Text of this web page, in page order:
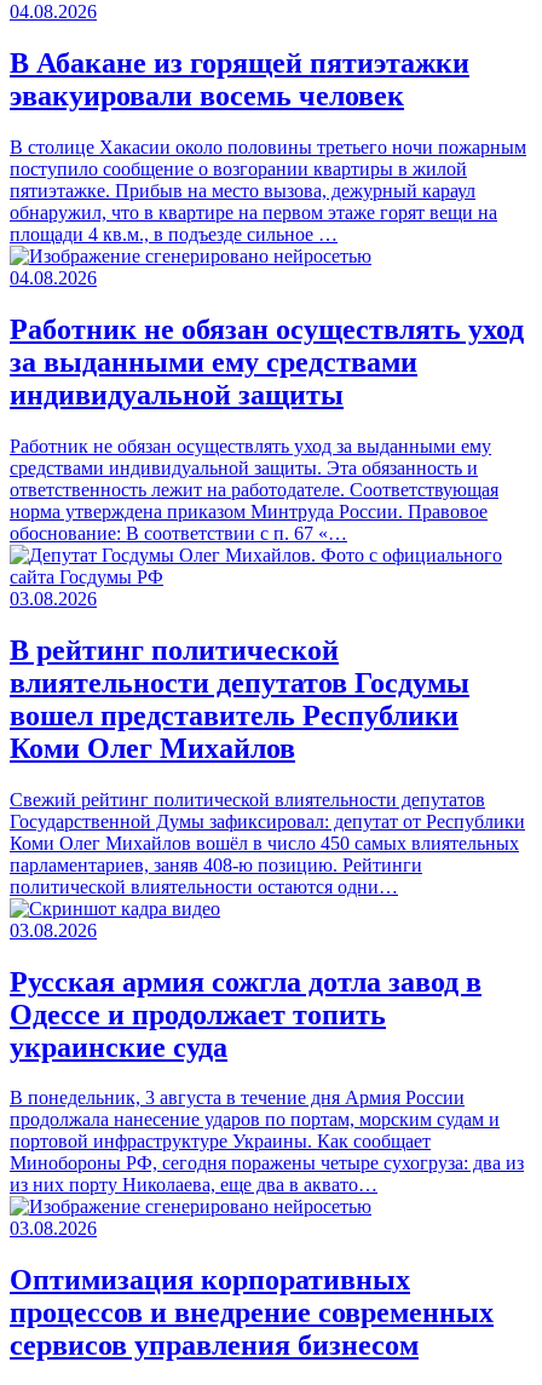
04.08.2026
В Абакане из горящей пятиэтажки
эвакуировали восемь человек
В столице Хакасии около половины третьего ночи пожарным
поступило сообщение о возгорании квартиры в жилой
пятиэтажке. Прибыв на место вызова, дежурный караул
обнаружил, что в квартире на первом этаже горят вещи на
площади 4 кв.м., в подъезде сильное …
04.08.2026
Работник не обязан осуществлять уход
за выданными ему средствами
индивидуальной защиты
Работник не обязан осуществлять уход за выданными ему
средствами индивидуальной защиты. Эта обязанность и
ответственность лежит на работодателе. Соответствующая
норма утверждена приказом Минтруда России. Правовое
обоснование: В соответствии с п. 67 «…
03.08.2026
В рейтинг политической
влиятельности депутатов Госдумы
вошел представитель Республики
Коми Олег Михайлов
Свежий рейтинг политической влиятельности депутатов
Государственной Думы зафиксировал: депутат от Республики
Коми Олег Михайлов вошёл в число 450 самых влиятельных
парламентариев, заняв 408-ю позицию. Рейтинги
политической влиятельности остаются одни…
03.08.2026
Русская армия сожгла дотла завод в
Одессе и продолжает топить
украинские суда
В понедельник, 3 августа в течение дня Армия России
продолжала нанесение ударов по портам, морским судам и
портовой инфраструктуре Украины. Как сообщает
Минобороны РФ, сегодня поражены четыре сухогруза: два из
из них порту Николаева, еще два в аквато…
03.08.2026
Оптимизация корпоративных
процессов и внедрение современных
сервисов управления бизнесом